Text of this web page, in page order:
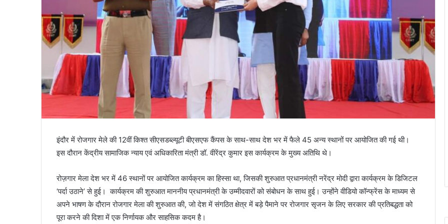
इंदौर में रोजगार मेले की 12वीं किश्त सीएसडब्ल्यूटी बीएसएफ कैंपस के साथ-साथ देश भर में फैले 45 अन्य स्थानों पर आयोजित की गई थी।
इस दौरान केंद्रीय सामाजिक न्याय एवं अधिकारिता मंत्री डॉ. वीरेंद्र कुमार इस कार्यक्रम के मुख्य अतिथि थे।
रोज़गार मेला देश भर में 46 स्थानों पर आयोजित कार्यक्रम का हिस्सा था, जिसकी शुरुआत प्रधानमंत्री नरेंद्र मोदी द्वारा कार्यक्रम के डिजिटल
‘पर्दा उठाने’ से हुई। कार्यक्रम की शुरुआत माननीय प्रधानमंत्री के उम्मीदवारों को संबोधन के साथ हुई। उन्होंने वीडियो कॉन्फ्रेंस के माध्यम से
अपने भाषण के दौरान रोजगार मेला की शुरुआत की, जो देश में संगठित क्षेत्र में बड़े पैमाने पर रोजगार सृजन के लिए सरकार की प्रतिबद्धता को
पूरा करने की दिशा में एक निर्णायक और साहसिक कदम है।